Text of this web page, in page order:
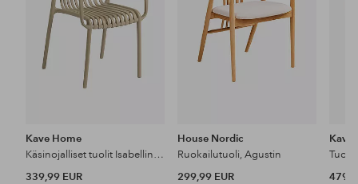
Kave Home
Käsinojalliset tuolit Isabellini, 4/pakk.
339,99 EUR
House Nordic
Ruokailutuoli, Agustin
299,99 EUR
Kave
Tuoli